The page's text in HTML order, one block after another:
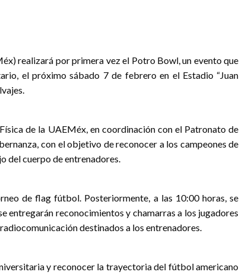
realizará por primera vez el Potro Bowl, un evento que
el próximo sábado 7 de febrero en el Estadio “Juan
de la UAEMéx, en coordinación con el Patronato de
con el objetivo de reconocer a los campeones de
del cuerpo de entrenadores.
de flag fútbol. Posteriormente, a las 10:00 horas, se
entregarán reconocimientos y chamarras a los jugadores
destinados a los entrenadores.
y reconocer la trayectoria del fútbol americano